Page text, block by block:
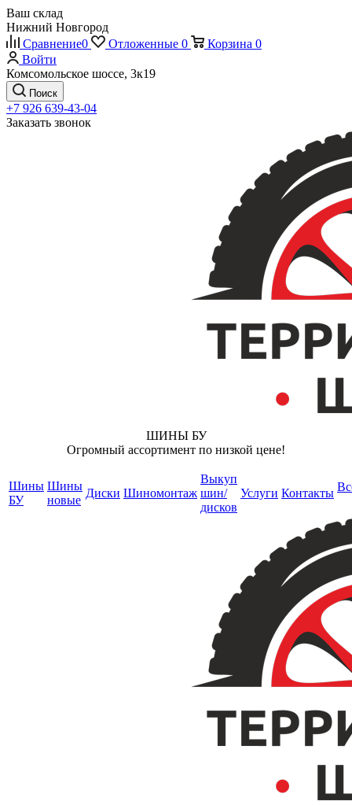
Ваш склад
Нижний Новгород
Сравнение0 Отложенные 0 Корзина 0
Войти
Комсомольское шоссе, 3к19
Поиск
+7 926 639-43-04
Заказать звонок
ШИНЫ БУ
Огромный ассортимент по низкой цене!
Шины
БУ
Шины
новые
Диски Шиномонтаж
Выкуп
шин/
дисков
Услуги Контакты